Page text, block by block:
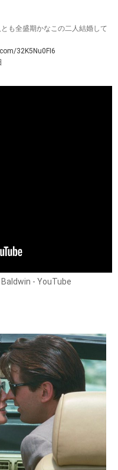
も全盛期かなこの二人結婚して
32K5Nu0FI6
- YouTube